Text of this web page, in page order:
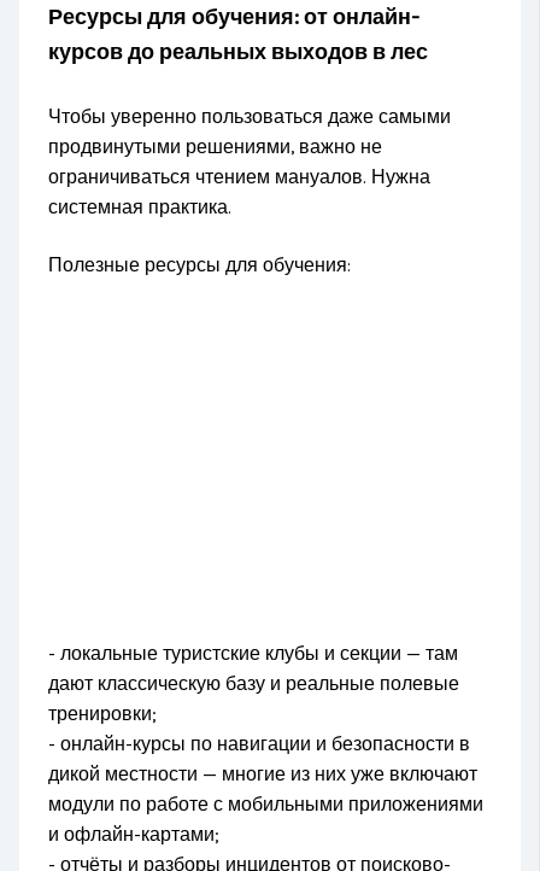
Ресурсы для обучения: от онлайн-
курсов до реальных выходов в лес
Чтобы уверенно пользоваться даже самыми
продвинутыми решениями, важно не
ограничиваться чтением мануалов. Нужна
системная практика.
Полезные ресурсы для обучения:
- локальные туристские клубы и секции — там
дают классическую базу и реальные полевые
тренировки;
- онлайн-курсы по навигации и безопасности в
дикой местности — многие из них уже включают
модули по работе с мобильными приложениями
и офлайн-картами;
- отчёты и разборы инцидентов от поисково-